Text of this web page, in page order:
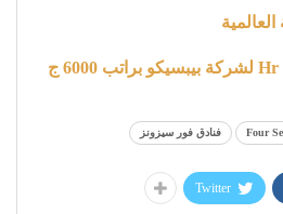
Four فنادق فور سيزونز
Twitter